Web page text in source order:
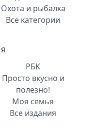
Охота и рыбалка
Все категории
РБК
Просто вкусно и
полезно!
Моя семья
Все издания